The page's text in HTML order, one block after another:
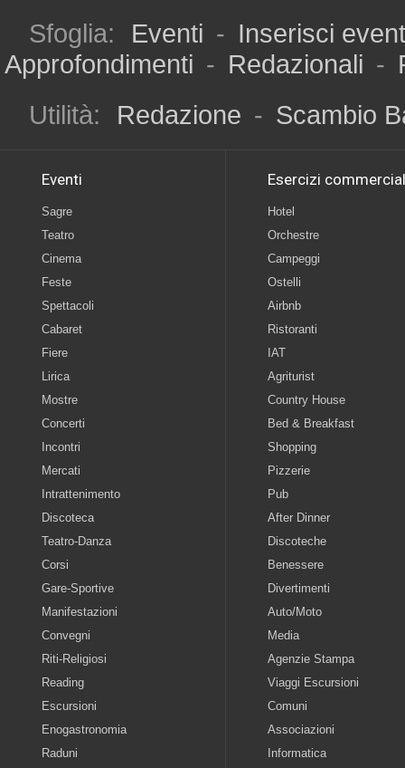
Sfoglia: Eventi - Inserisci
Approfondimenti - Redazionali -
Utilità:
Redazione - Scambio
Eventi
Sagre
Teatro
Cinema
Feste
Spettacoli
Cabaret
Fiere
Lirica
Mostre
Concerti
Incontri
Mercati
Intrattenimento
Discoteca
Teatro-Danza
Corsi
Gare-Sportive
Manifestazioni
Convegni
Riti-Religiosi
Reading
Escursioni
Enogastronomia
Raduni
Esercizi
Hotel
Orchestre
Campeggi
Ostelli
Airbnb
Ristoranti
IAT
Agriturist
Country House
Bed & Breakfast
Shopping
Pizzerie
Pub
After Dinner
Discoteche
Benessere
Divertimenti
Auto/Moto
Media
Agenzie Stampa
Viaggi Escursioni
Comuni
Associazioni
Informatica